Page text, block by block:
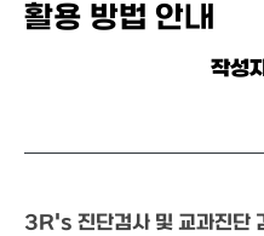
활용 방법 안내
작성
3R's 진단검사 및 교과진단